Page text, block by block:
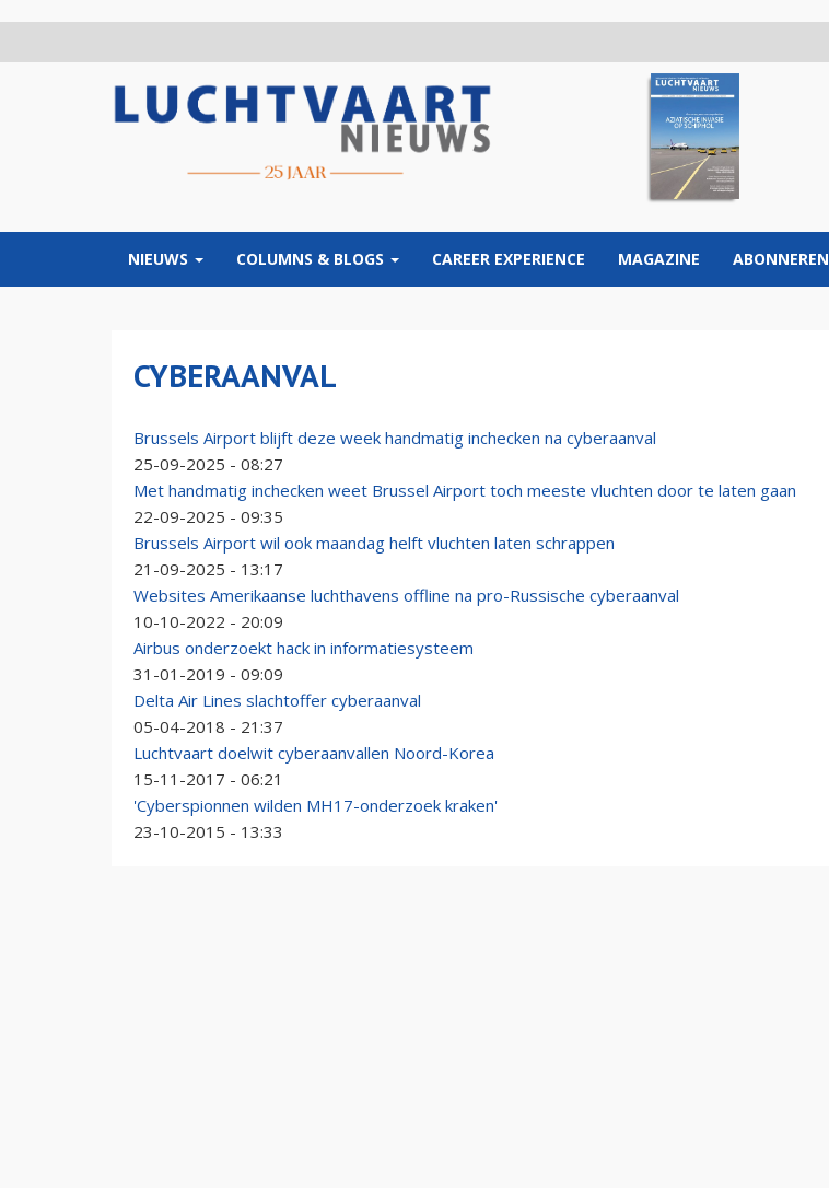
NIEUWS COLUMNS & BLOGS CAREER EXPERIENCE MAGAZINE ABONNEREN
CYBERAANVAL
Brussels Airport blijft deze week handmatig inchecken na cyberaanval
25-09-2025 - 08:27
Met handmatig inchecken weet Brussel Airport toch meeste vluchten door te laten gaan
22-09-2025 - 09:35
Brussels Airport wil ook maandag helft vluchten laten schrappen
21-09-2025 - 13:17
Websites Amerikaanse luchthavens offline na pro-Russische cyberaanval
10-10-2022 - 20:09
Airbus onderzoekt hack in informatiesysteem
31-01-2019 - 09:09
Delta Air Lines slachtoffer cyberaanval
05-04-2018 - 21:37
Luchtvaart doelwit cyberaanvallen Noord-Korea
15-11-2017 - 06:21
'Cyberspionnen wilden MH17-onderzoek kraken'
23-10-2015 - 13:33